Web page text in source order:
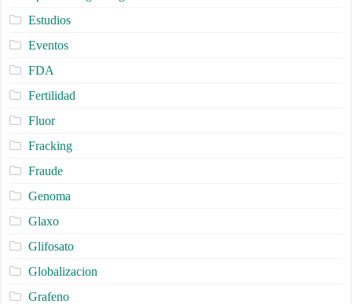
Estudios
Eventos
FDA
Fertilidad
Fluor
Fracking
Fraude
Genoma
Glaxo
Glifosato
Globalizacion
Grafeno